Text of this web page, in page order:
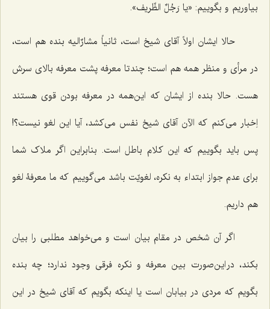
بیاوریم و بگوییم: «یا رَجُلٌ الظّریف».
حالا ایشان اولاً آقای شیخ است، ثانیاً مشارٌالیه بنده هم است،
در مرأی و منظر همه هم است؛ چند تا معرفه پشت معرفه بالای سرش
هست. حالا بنده از ایشان که این‌همه در معرفه بودن قوی هستند
اِخبار می‌کنم که الآن آقای شیخ نفس می‌کشد، آیا این لغو نیست؟!
پس باید بگوییم که این کلام باطل است. بنابراین اگر ملاک شما
برای عدم جواز ابتداء به نکره، لغویّت باشد می‌گوییم که ما معرفۀ لغو
هم داریم.
اگر آن شخص در مقام بیان است و می‌خواهد مطلبی را بیان
بکند، در این‌صورت بین معرفه و نکره فرقی وجود ندارد؛ چه بنده
بگویم که مردی در بیابان است یا اینکه بگویم که آقای شیخ در این